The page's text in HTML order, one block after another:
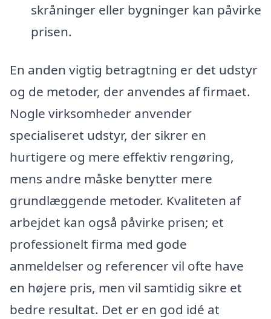
skråninger eller bygninger kan påvirke
prisen.
En anden vigtig betragtning er det udstyr
og de metoder, der anvendes af firmaet.
Nogle virksomheder anvender
specialiseret udstyr, der sikrer en
hurtigere og mere effektiv rengøring,
mens andre måske benytter mere
grundlæggende metoder. Kvaliteten af
arbejdet kan også påvirke prisen; et
professionelt firma med gode
anmeldelser og referencer vil ofte have
en højere pris, men vil samtidig sikre et
bedre resultat. Det er en god idé at